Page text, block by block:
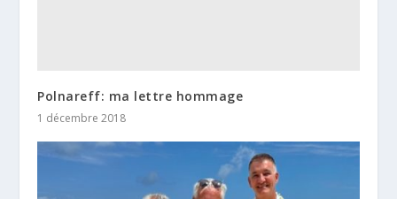
Polnareff: ma lettre hommage
1 décembre 2018